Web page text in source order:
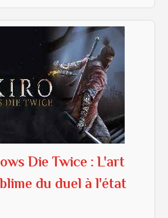
Die Twice : L'art
du duel à l'état